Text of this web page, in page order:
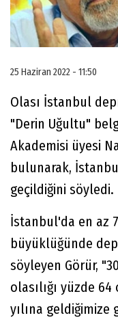
25 Haziran 2022 - 11:50
Olası İstanbul
"Derin Uğultu"
Akademisi üyesi
bulunarak,
geçildiğini söyledi.
İstanbul'da en az
büyüklüğünde
söyleyen Görür,
olasılığı yüzde 64
yılına geldiğimize